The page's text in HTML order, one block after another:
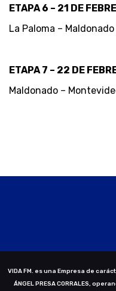
ETAPA 6 – 21 DE
La Paloma –
ETAPA 7 – 22 DE
Maldonado –
VIDA FM. es una Empresa de
ÁNGEL PRESA CORRALES,